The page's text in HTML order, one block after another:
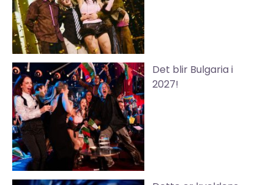
Det blir Bulgaria i
2027!